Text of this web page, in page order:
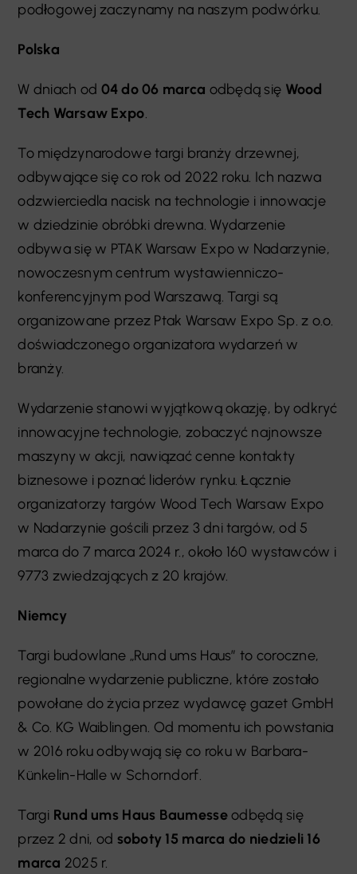
podłogowej zaczynamy na naszym podwórku.
Polska
W dniach od 04 do 06 marca odbędą się Wood
Tech Warsaw Expo.
To międzynarodowe targi branży drzewnej,
odbywające się co rok od 2022 roku. Ich nazwa
odzwierciedla nacisk na technologie i innowacje
w dziedzinie obróbki drewna. Wydarzenie
odbywa się w PTAK Warsaw Expo w Nadarzynie,
nowoczesnym centrum wystawienniczo-
konferencyjnym pod Warszawą. Targi są
organizowane przez Ptak Warsaw Expo Sp. z o.o.
doświadczonego organizatora wydarzeń w
branży.
Wydarzenie stanowi wyjątkową okazję, by odkryć
innowacyjne technologie, zobaczyć najnowsze
maszyny w akcji, nawiązać cenne kontakty
biznesowe i poznać liderów rynku. Łącznie
organizatorzy targów Wood Tech Warsaw Expo
w Nadarzynie gościli przez 3 dni targów, od 5
marca do 7 marca 2024 r., około 160 wystawców i
9773 zwiedzających z 20 krajów.
Niemcy
Targi budowlane „Rund ums Haus” to coroczne,
regionalne wydarzenie publiczne, które zostało
powołane do życia przez wydawcę gazet GmbH
& Co. KG Waiblingen. Od momentu ich powstania
w 2016 roku odbywają się co roku w Barbara-
Künkelin-Halle w Schorndorf.
Targi Rund ums Haus Baumesseodbędą się
przez 2 dni, od soboty 15 marca do niedzieli 16
marca 2025 r.